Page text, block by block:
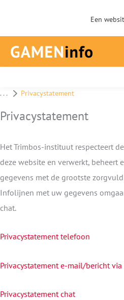
Een
. . . Privacystatement
Privacystatement
Het Trimbos-instituut respecteert
deze website en verwerkt, beheert
gegevens met de grootste
Infolijnen met uw gegevens
chat.
Privacystatement telefoon
Privacystatement e-mail/bericht
Privacystatement chat